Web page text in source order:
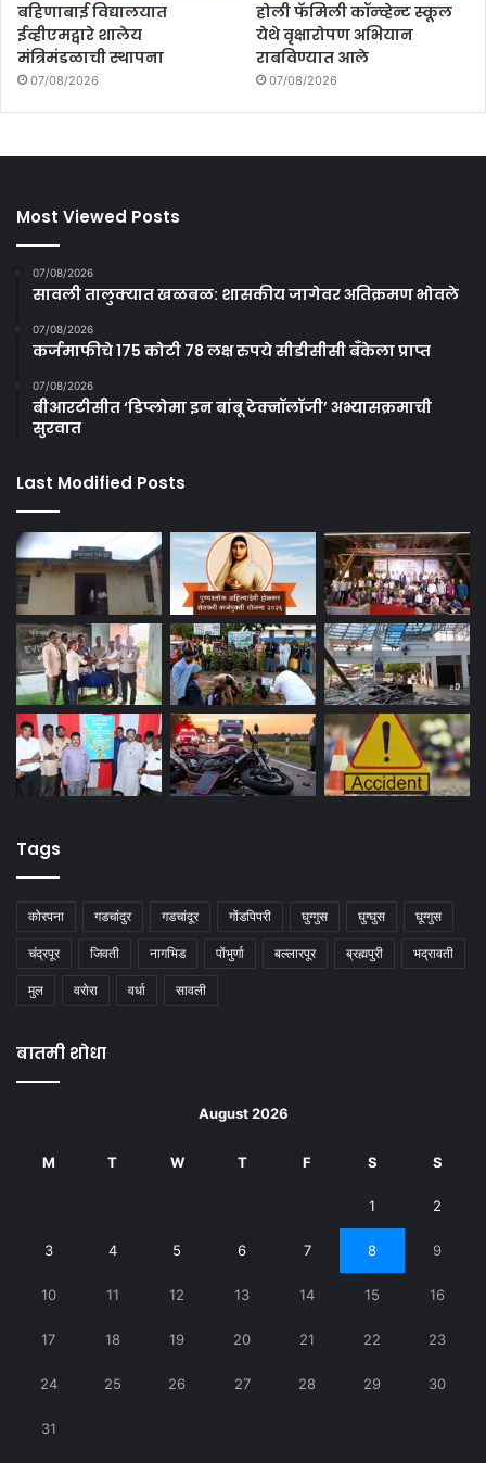
बहिणाबाई विद्यालयात
ईव्हीएमद्वारे शालेय
मंत्रिमंडळाची स्थापना
07/08/2026
होली फॅमिली कॉन्व्हेन्ट स्कूल
येथे वृक्षारोपण अभियान
राबविण्यात आले
07/08/2026
Most Viewed Posts
07/08/2026
सावली तालुक्यात खळबळ: शासकीय जागेवर अतिक्रमण भोवले
07/08/2026
कर्जमाफीचे 175 कोटी 78 लक्ष रुपये सीडीसीसी बँकेला प्राप्त
07/08/2026
बीआरटीसीत ‘डिप्लोमा इन बांबू टेक्नॉलॉजी’ अभ्यासक्रमाची
सुरवात
Last Modified Posts
Tags
कोरपना गडचांदुर गडचांदूर गोंडपिपरी घुग्गुस घुग्घुस घूग्गुस
चंद्रपूर जिवती नागभिड पोंभुर्णा बल्लारपूर ब्रह्मपुरी भद्रावती
मुल वरोरा वर्धा सावली
बातमी शोधा
August 2026
M T W T F S S
1 2
3 4 5 6 7 8 9
10 11 12 13 14 15 16
17 18 19 20 21 22 23
24 25 26 27 28 29 30
31